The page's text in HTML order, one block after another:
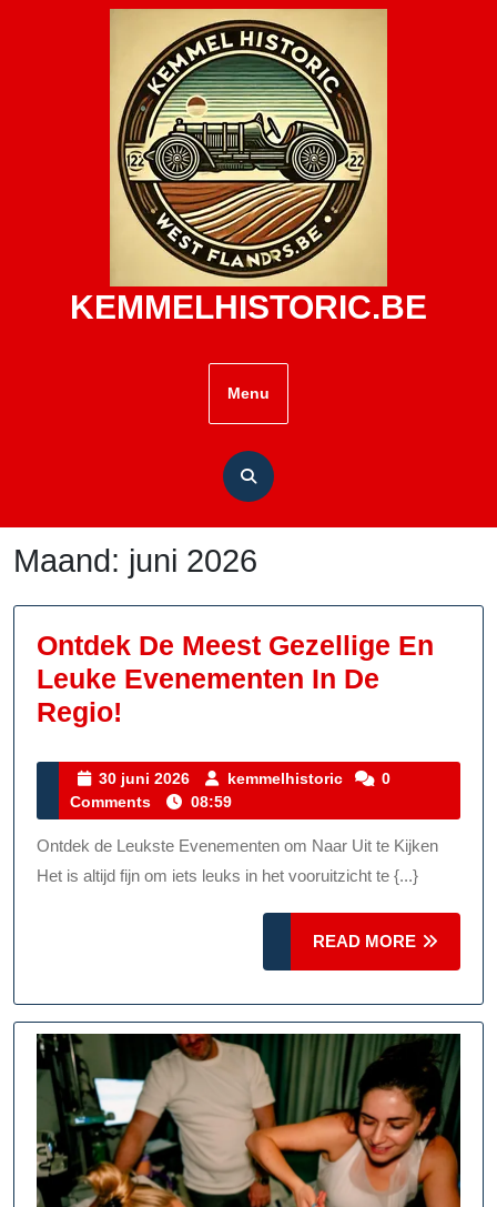
KEMMELHISTORIC.BE
Menu
Maand: juni 2026
Ontdek De Meest Gezellige En
Leuke Evenementen In De
Regio!
Meest
Gezellige
En
Leuke
Evenementen
Regio!
30 juni 2026
30
juni
2026
kemmelhistoric kemmelhistoric
0
Comments
08:59
Ontdek de Leukste Evenementen om Naar Uit te Kijken
Het is altijd fijn om iets leuks in het vooruitzicht te {...}
READ MORE
MORE